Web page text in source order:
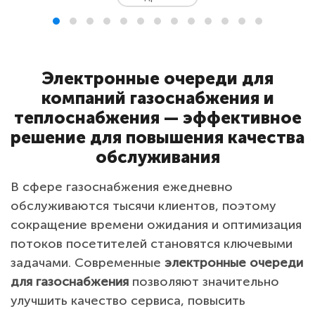
Электронные очереди для
компаний газоснабжения и
теплоснабжения — эффективное
решение для повышения качества
обслуживания
В сфере газоснабжения ежедневно
обслуживаются тысячи клиентов, поэтому
сокращение времени ожидания и оптимизация
потоков посетителей становятся ключевыми
задачами. Современные электронные очереди
для газоснабжения позволяют значительно
улучшить качество сервиса, повысить